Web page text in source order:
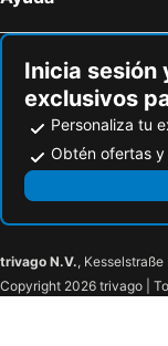
Inicia sesión
exclusivos
Personaliza tu
Obtén ofertas
trivago N.V., Kesselstraße
Copyright 2026 trivago |